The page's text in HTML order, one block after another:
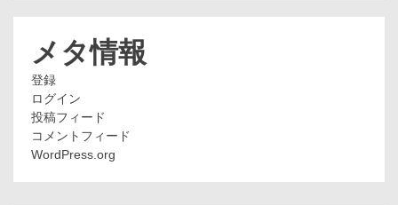
メタ情報
登録
ログイン
投稿フィード
コメントフィード
WordPress.org